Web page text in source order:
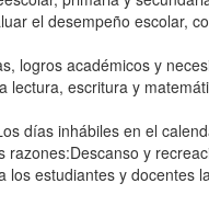
el desempeño escolar,
logros académicos y
lectura, escritura y
días inhábiles en el
y
estudiantes y docentes